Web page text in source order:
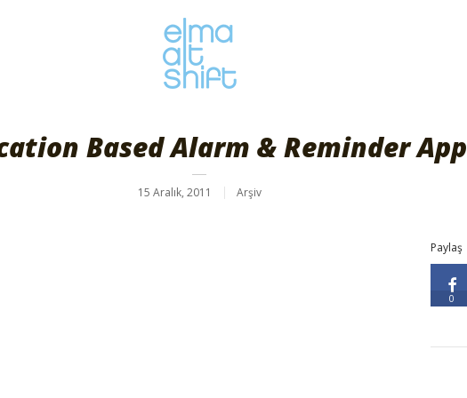
Based Alarm & Reminder App
15 Aralık, 2011 Arşiv
Paylaş
0